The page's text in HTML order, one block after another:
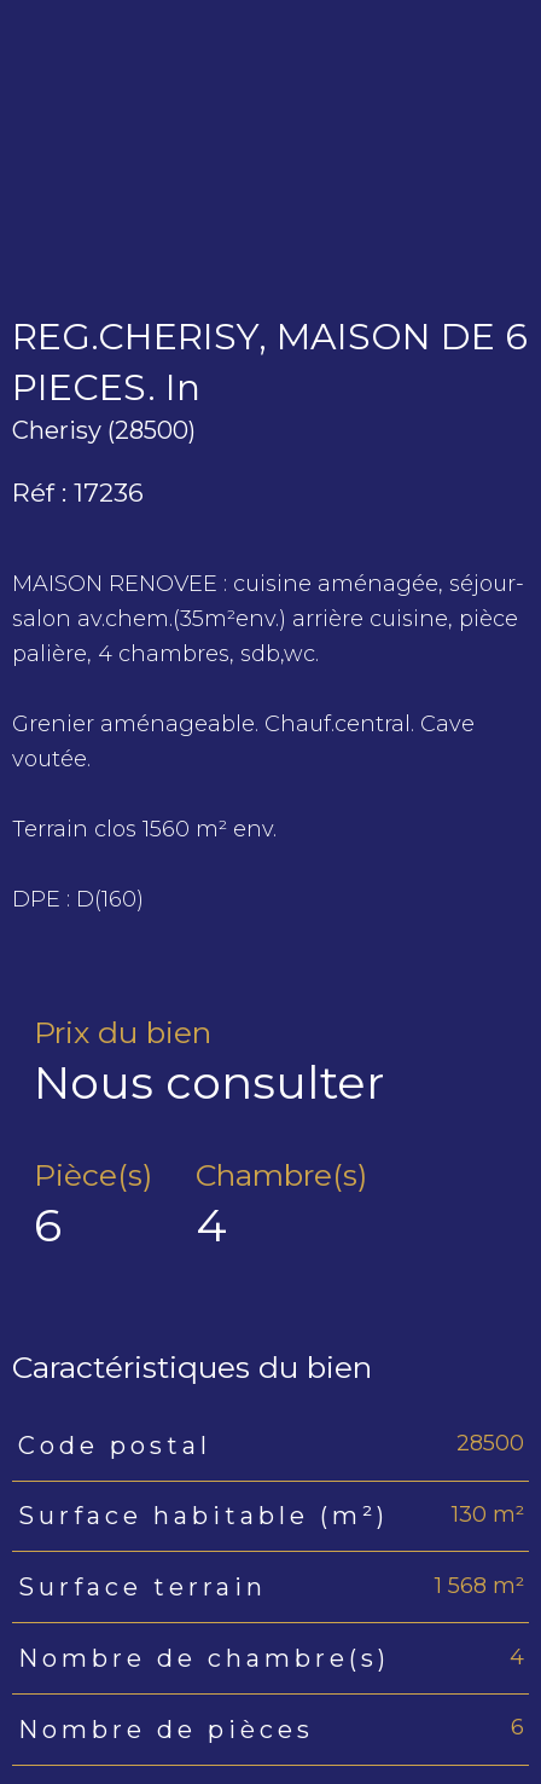
REG.CHERISY, MAISON DE 6
PIECES. In
Cherisy (28500)
Réf : 17236
MAISON RENOVEE : cuisine aménagée, séjour-
salon av.chem.(35m²env.) arrière cuisine, pièce
palière, 4 chambres, sdb,wc.
Grenier aménageable. Chauf.central. Cave
voutée.
Terrain clos 1560 m² env.
DPE : D(160)
Prix du bien
Nous consulter
Pièce(s)
6
Chambre(s)
4
Caractéristiques du bien
Caractéristiques
Code postal 28500
Surface habitable (m²) 130 m²
Surface terrain 1 568 m²
Nombre de chambre(s) 4
Nombre de pièces 6